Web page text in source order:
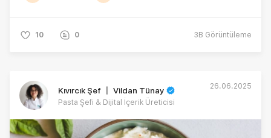
10 0 3B Görüntüleme
Kıvırcık Şef 〡 Vildan Tünay
Pasta Şefi & Dijital İçerik Üreticisi
26.06.2025